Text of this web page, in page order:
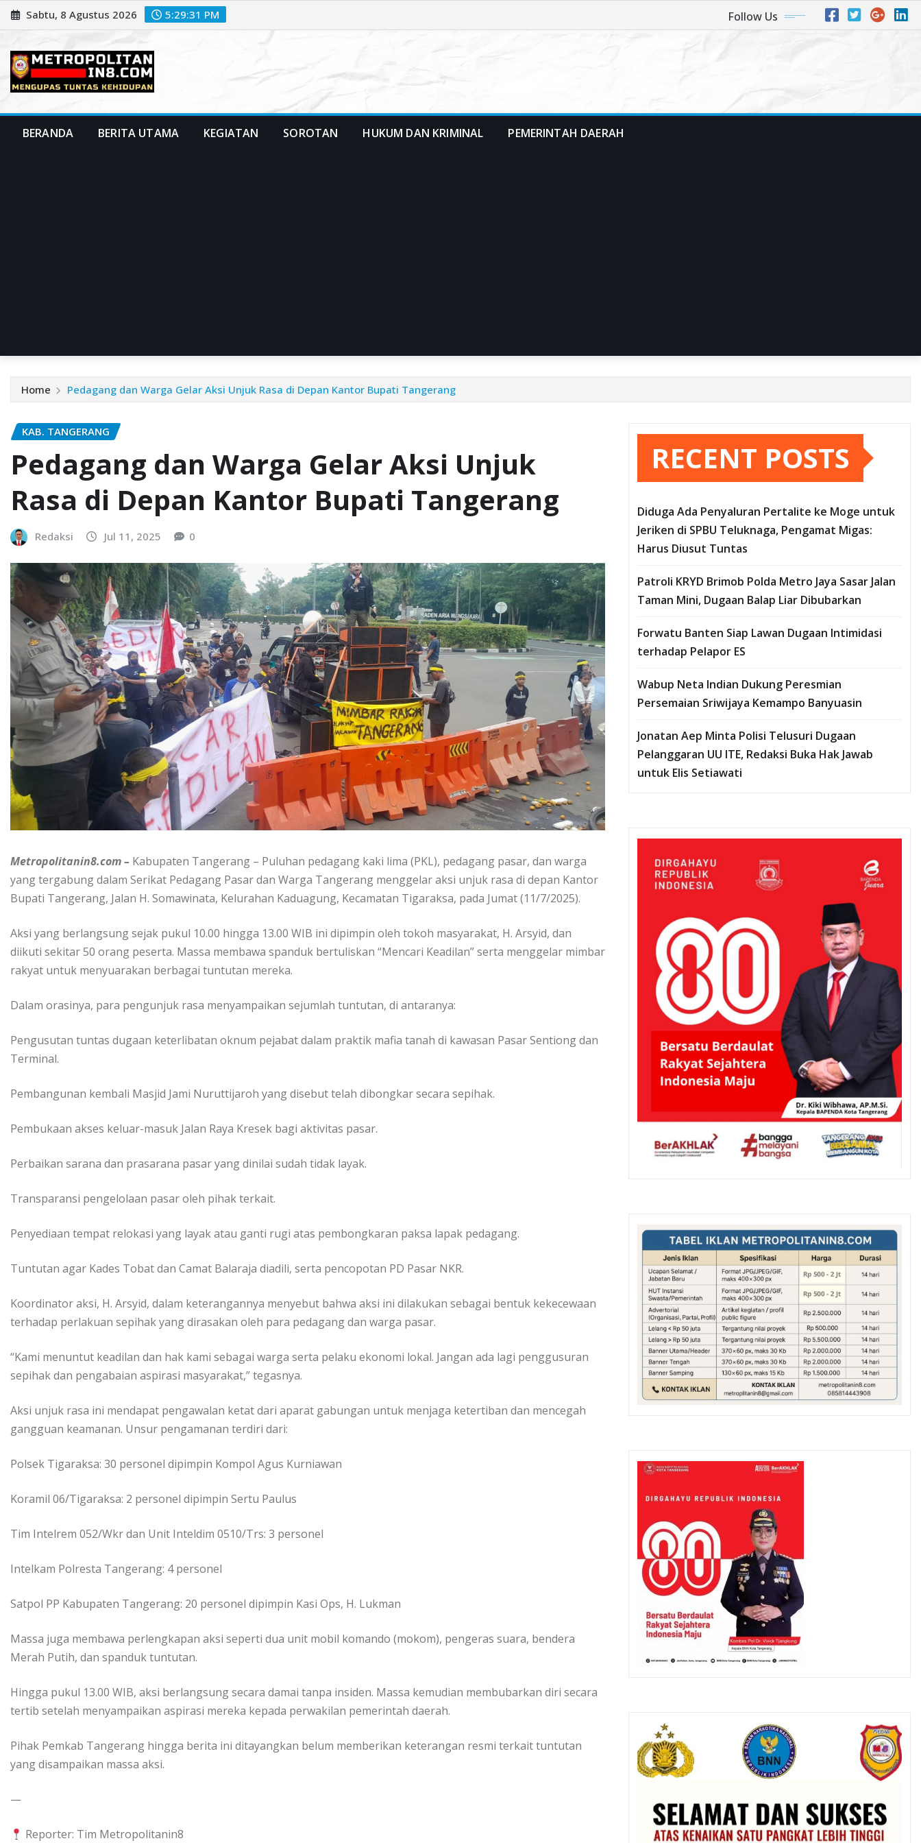
Skip
to
Sabtu, 8 Agustus 2026 5:29:33 PM Follow Us
BERANDA BERITA UTAMA KEGIATAN SOROTAN HUKUM DAN KRIMINAL PEMERINTAH DAERAH
Home Pedagang dan Warga Gelar Aksi Unjuk Rasa di Depan Kantor Bupati Tangerang
KAB. TANGERANG
Pedagang dan Warga Gelar Aksi Unjuk
Rasa di Depan Kantor Bupati Tangerang
Redaksi Jul 11, 2025 0
Metropolitanin8.com – Kabupaten Tangerang – Puluhan pedagang kaki lima (PKL), pedagang pasar, dan warga
yang tergabung dalam Serikat Pedagang Pasar dan Warga Tangerang menggelar aksi unjuk rasa di depan Kantor
Bupati Tangerang, Jalan H. Somawinata, Kelurahan Kaduagung, Kecamatan Tigaraksa, pada Jumat (11/7/2025).
Aksi yang berlangsung sejak pukul 10.00 hingga 13.00 WIB ini dipimpin oleh tokoh masyarakat, H. Arsyid, dan
diikuti sekitar 50 orang peserta. Massa membawa spanduk bertuliskan “Mencari Keadilan” serta menggelar mimbar
rakyat untuk menyuarakan berbagai tuntutan mereka.
Dalam orasinya, para pengunjuk rasa menyampaikan sejumlah tuntutan, di antaranya:
Pengusutan tuntas dugaan keterlibatan oknum pejabat dalam praktik mafia tanah di kawasan Pasar Sentiong dan
Terminal.
Pembangunan kembali Masjid Jami Nuruttijaroh yang disebut telah dibongkar secara sepihak.
Pembukaan akses keluar-masuk Jalan Raya Kresek bagi aktivitas pasar.
Perbaikan sarana dan prasarana pasar yang dinilai sudah tidak layak.
Transparansi pengelolaan pasar oleh pihak terkait.
Penyediaan tempat relokasi yang layak atau ganti rugi atas pembongkaran paksa lapak pedagang.
Tuntutan agar Kades Tobat dan Camat Balaraja diadili, serta pencopotan PD Pasar NKR.
Koordinator aksi, H. Arsyid, dalam keterangannya menyebut bahwa aksi ini dilakukan sebagai bentuk kekecewaan
terhadap perlakuan sepihak yang dirasakan oleh para pedagang dan warga pasar.
“Kami menuntut keadilan dan hak kami sebagai warga serta pelaku ekonomi lokal. Jangan ada lagi penggusuran
sepihak dan pengabaian aspirasi masyarakat,” tegasnya.
Aksi unjuk rasa ini mendapat pengawalan ketat dari aparat gabungan untuk menjaga ketertiban dan mencegah
gangguan keamanan. Unsur pengamanan terdiri dari:
Polsek Tigaraksa: 30 personel dipimpin Kompol Agus Kurniawan
Koramil 06/Tigaraksa: 2 personel dipimpin Sertu Paulus
Tim Intelrem 052/Wkr dan Unit Inteldim 0510/Trs: 3 personel
Intelkam Polresta Tangerang: 4 personel
Satpol PP Kabupaten Tangerang: 20 personel dipimpin Kasi Ops, H. Lukman
Massa juga membawa perlengkapan aksi seperti dua unit mobil komando (mokom), pengeras suara, bendera
Merah Putih, dan spanduk tuntutan.
Hingga pukul 13.00 WIB, aksi berlangsung secara damai tanpa insiden. Massa kemudian membubarkan diri secara
tertib setelah menyampaikan aspirasi mereka kepada perwakilan pemerintah daerah.
Pihak Pemkab Tangerang hingga berita ini ditayangkan belum memberikan keterangan resmi terkait tuntutan
yang disampaikan massa aksi.
—
Reporter: Tim Metropolitanin8
RECENT POSTS
Diduga Ada Penyaluran Pertalite ke Moge untuk
Jeriken di SPBU Teluknaga, Pengamat Migas:
Harus Diusut Tuntas
Patroli KRYD Brimob Polda Metro Jaya Sasar Jalan
Taman Mini, Dugaan Balap Liar Dibubarkan
Forwatu Banten Siap Lawan Dugaan Intimidasi
terhadap Pelapor ES
Wabup Neta Indian Dukung Peresmian
Persemaian Sriwijaya Kemampo Banyuasin
Jonatan Aep Minta Polisi Telusuri Dugaan
Pelanggaran UU ITE, Redaksi Buka Hak Jawab
untuk Elis Setiawati